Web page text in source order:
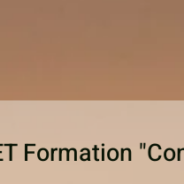
Formation